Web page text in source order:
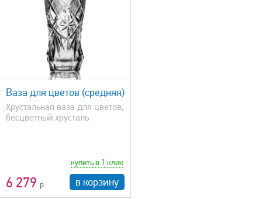
Ваза для цветов (средняя)
Хрустальная ваза для цветов,
бесцветный хрусталь
6 279
купить в 1 клик
в корзину